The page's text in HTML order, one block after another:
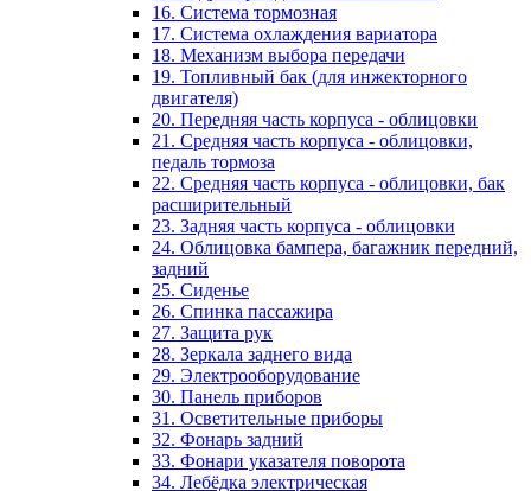
16. Система тормозная
17. Система охлаждения вариатора
18. Механизм выбора передачи
19. Топливный бак (для инжекторного
двигателя)
20. Передняя часть корпуса - облицовки
21. Средняя часть корпуса - облицовки,
педаль тормоза
22. Средняя часть корпуса - облицовки, бак
расширительный
23. Задняя часть корпуса - облицовки
24. Облицовка бампера, багажник передний,
задний
25. Сиденье
26. Спинка пассажира
27. Защита рук
28. Зеркала заднего вида
29. Электрооборудование
30. Панель приборов
31. Oсветительные приборы
32. Фонарь задний
33. Фонари указателя поворота
34. Лебёдка электрическая